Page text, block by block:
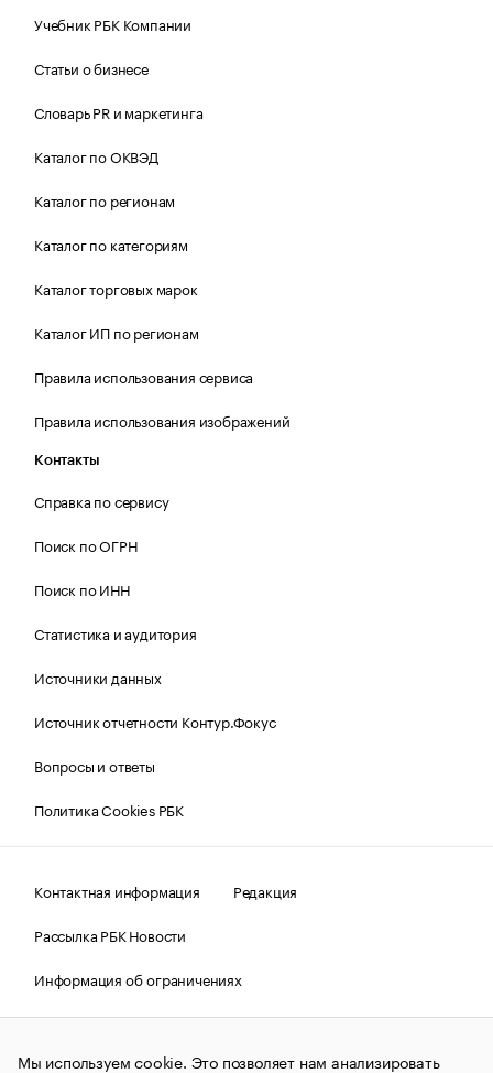
Учебник РБК Компании
Статьи о бизнесе
Словарь PR и маркетинга
Каталог по ОКВЭД
Каталог по регионам
Каталог по категориям
Каталог торговых марок
Каталог ИП по регионам
Правила использования сервиса
Правила использования изображений
Контакты
Справка по сервису
Поиск по ОГРН
Поиск по ИНН
Статистика и аудитория
Источники данных
Источник отчетности Контур.Фокус
Вопросы и ответы
Политика Cookies РБК
Контактная информация
Редакция
Рассылка РБК Новости
Информация об ограничениях
Правовая информация
О соблюдении авторских прав
© АО «РОСБИЗНЕСКОНСАЛТИНГ»,1995–2026.Сообщения
Мы используем cookie. Это позволяет нам анализировать